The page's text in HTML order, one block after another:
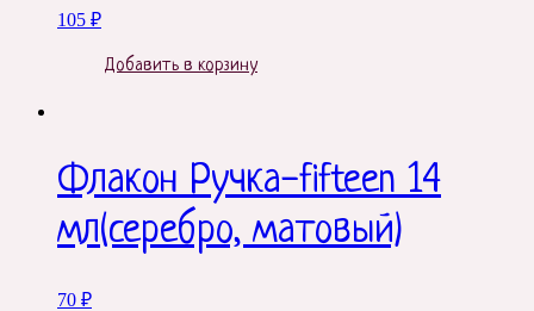
105 ₽
Добавить в корзину
Флакон Ручка-fifteen 14
мл(серебро, матовый)
70 ₽